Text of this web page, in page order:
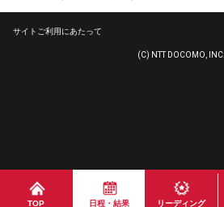
TOP 日程・結果 リーディング
サイトご利用にあたって
(C) NTT DOCOMO, INC.